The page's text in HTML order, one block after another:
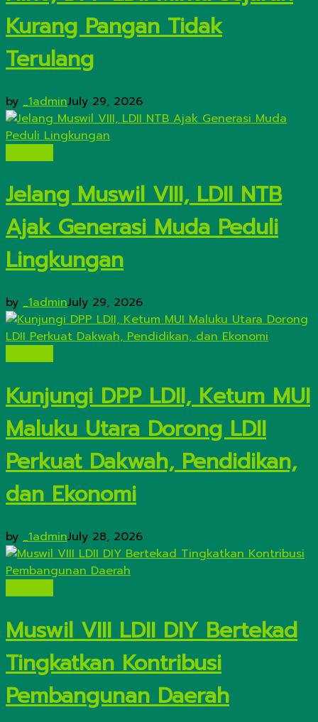
Kurang Pangan Tidak
Terulang
by _1adminJuly 29, 2026
Jelang Muswil VIII, LDII NTB
Ajak Generasi Muda Peduli
Lingkungan
by _1adminJuly 29, 2026
Kunjungi DPP LDII, Ketum MUI
Maluku Utara Dorong LDII
Perkuat Dakwah, Pendidikan,
dan Ekonomi
by _1adminJuly 28, 2026
Muswil VIII LDII DIY Bertekad
Tingkatkan Kontribusi
Pembangunan Daerah